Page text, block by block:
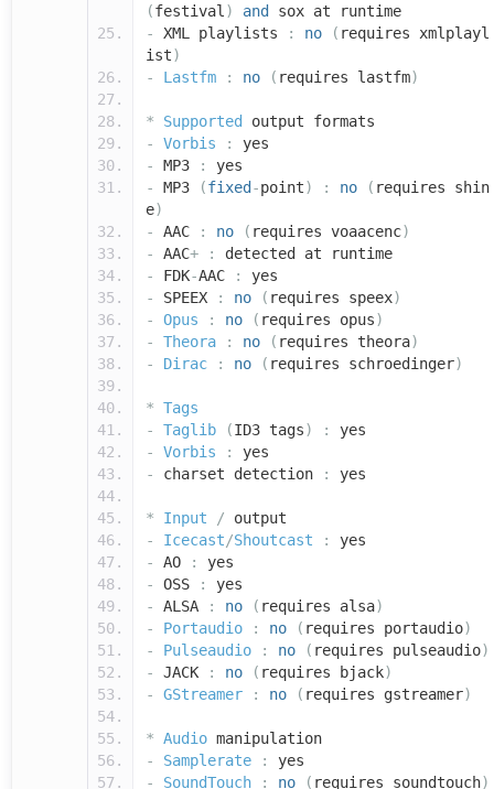
(festival) and
sox at runtime
-
XML playlists : no ( requires xmlplayl
ist)
-
Lastfm : no ( requires lastfm)
* Supported
output formats
-
Vorbis :
yes
-
MP3 :
yes
-
MP3 (fixed -point) : no ( requires shin
e)
-
AAC : no ( requires voaacenc)
-
AAC+ :
detected at runtime
-
FDK-AAC :
yes
-
SPEEX : no ( requires speex)
-
Opus : no ( requires opus)
-
Theora : no ( requires theora)
-
Dirac : no ( requires schroedinger)
* Tags
-
Taglib (ID3 tags) :
yes
-
Vorbis :
yes
-
charset detection : yes
* Input / output
-
Icecast/Shoutcast :
yes
-
AO :
yes
-
OSS :
yes
-
ALSA : no ( requires alsa)
-
Portaudio : no ( requires portaudio)
-
Pulseaudio : no ( requires pulseaudio)
-
JACK : no ( requires bjack)
-
GStreamer : no ( requires gstreamer)
* Audio manipulation
-
Samplerate :
yes
-
SoundTouch : no ( requires soundtouch)